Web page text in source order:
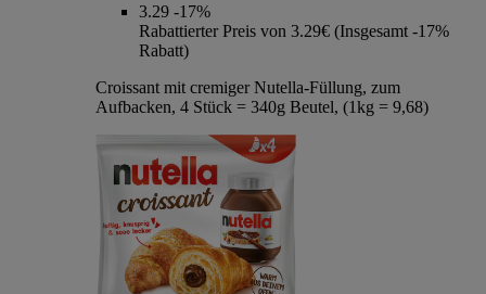
3.29 -17%
Rabattierter Preis von 3.29€ (Insgesamt -17%
Rabatt)
Croissant mit cremiger Nutella-Füllung, zum
Aufbacken, 4 Stück = 340g Beutel, (1kg = 9,68)